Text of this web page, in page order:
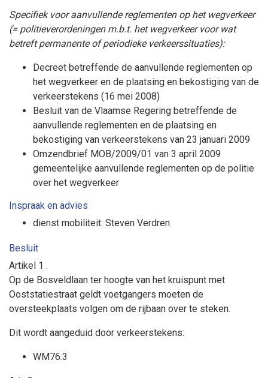
Specifiek voor aanvullende reglementen op het wegverkeer
(= politieverordeningen m.b.t. het wegverkeer voor wat
betreft permanente of periodieke verkeerssituaties):
Decreet betreffende de aanvullende reglementen op
het wegverkeer en de plaatsing en bekostiging van de
verkeerstekens (16 mei 2008)
Besluit van de Vlaamse Regering betreffende de
aanvullende reglementen en de plaatsing en
bekostiging van verkeerstekens van 23 januari 2009
Omzendbrief MOB/2009/01 van 3 april 2009
gemeentelijke aanvullende reglementen op de politie
over het wegverkeer
Inspraak en advies
dienst mobiliteit: Steven Verdren
Besluit
Artikel 1 .
Op de Bosveldlaan ter hoogte van het kruispunt met
Ooststatiestraat geldt voetgangers moeten de
oversteekplaats volgen om de rijbaan over te steken.
Dit wordt aangeduid door verkeerstekens:
WM76.3